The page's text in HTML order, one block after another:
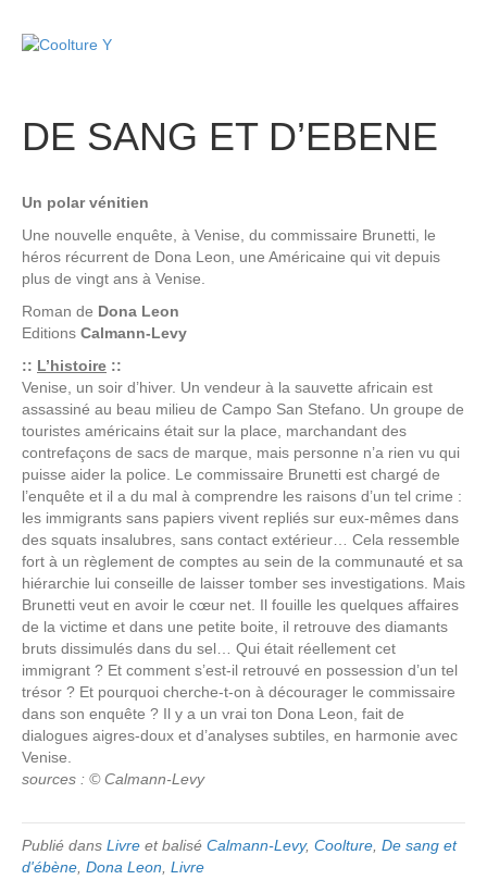
DE SANG ET D’EBENE
Un polar vénitien
Une nouvelle enquête, à Venise, du commissaire Brunetti, le
héros récurrent de Dona Leon, une Américaine qui vit depuis
plus de vingt ans à Venise.
Roman de Dona Leon
Editions Calmann-Levy
:: L’histoire ::
Venise, un soir d’hiver. Un vendeur à la sauvette africain est
assassiné au beau milieu de Campo San Stefano. Un groupe de
touristes américains était sur la place, marchandant des
contrefaçons de sacs de marque, mais personne n’a rien vu qui
puisse aider la police. Le commissaire Brunetti est chargé de
l’enquête et il a du mal à comprendre les raisons d’un tel crime :
les immigrants sans papiers vivent repliés sur eux-mêmes dans
des squats insalubres, sans contact extérieur… Cela ressemble
fort à un règlement de comptes au sein de la communauté et sa
hiérarchie lui conseille de laisser tomber ses investigations. Mais
Brunetti veut en avoir le cœur net. Il fouille les quelques affaires
de la victime et dans une petite boite, il retrouve des diamants
bruts dissimulés dans du sel… Qui était réellement cet
immigrant ? Et comment s’est-il retrouvé en possession d’un tel
trésor ? Et pourquoi cherche-t-on à décourager le commissaire
dans son enquête ? Il y a un vrai ton Dona Leon, fait de
dialogues aigres-doux et d’analyses subtiles, en harmonie avec
Venise.
sources : © Calmann-Levy
Publié dans Livre et balisé Calmann-Levy, Coolture, De sang et
d'ébène, Dona Leon, Livre